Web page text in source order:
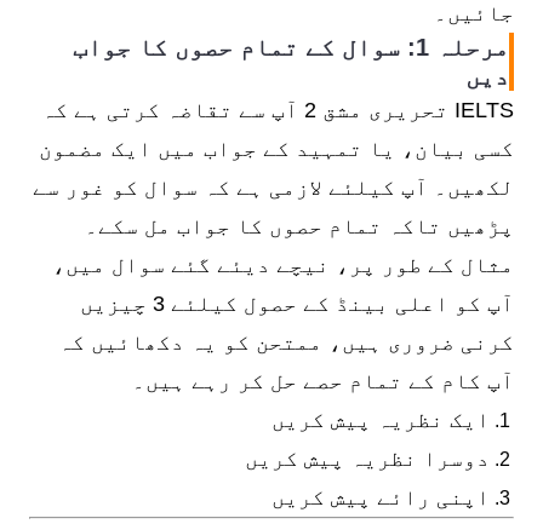
جائیں۔
مرحلہ 1: سوال کے تمام حصوں کا جواب
دیں
IELTS تحریری مشق 2 آپ سے تقاضہ کرتی ہے کہ
کسی بیان، یا تمہید کے جواب میں ایک مضمون
لکھیں۔ آپ کیلئے لازمی ہے کہ سوال کو غور سے
پڑھیں تاکہ تمام حصوں کا جواب مل سکے۔
مثال کے طور پر، نیچے دیئے گئے سوال میں،
آپ کو اعلی بینڈ کے حصول کیلئے 3 چیزیں
کرنی ضروری ہیں، ممتحن کو یہ دکھائیں کہ
آپ کام کے تمام حصے حل کر رہے ہیں۔
ایک نظریہ پیش کریں
دوسرا نظریہ پیش کریں
اپنی رائے پیش کریں